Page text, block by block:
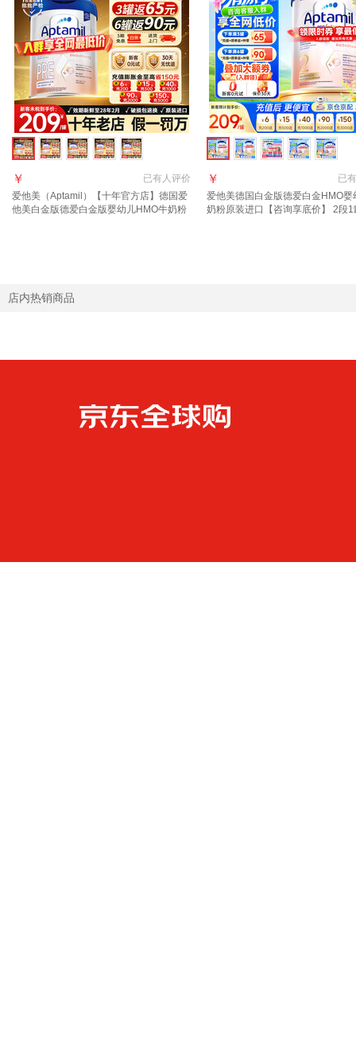
已有人评价
￥
爱他美（Aptamil）【十年官方店】德国爱
他美白金版德爱白金版婴幼儿HMO牛奶粉
已有
￥
爱他美德国白金版德爱白金HMO婴
奶粉原装进口【咨询享底价】 2段1
店内热销商品